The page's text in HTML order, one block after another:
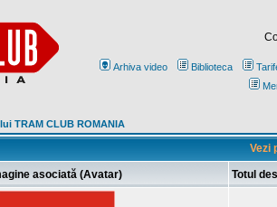
Arhiva video Biblioteca
TRAM CLUB ROMANIA
Vezi
asociată (Avatar) Totul